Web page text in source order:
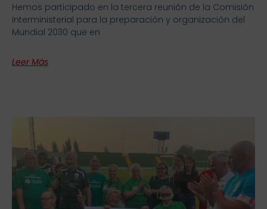
Hemos participado en la tercera reunión de la Comisión
Interministerial para la preparación y organización del
Mundial 2030 que en
Leer Más